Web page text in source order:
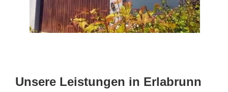
Unsere Leistungen in Erlabrunn